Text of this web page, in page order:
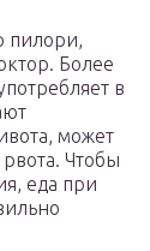
пилори,
Более
в
может
Чтобы
еда при